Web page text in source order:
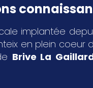
implantée
en plein coeur
Brive La